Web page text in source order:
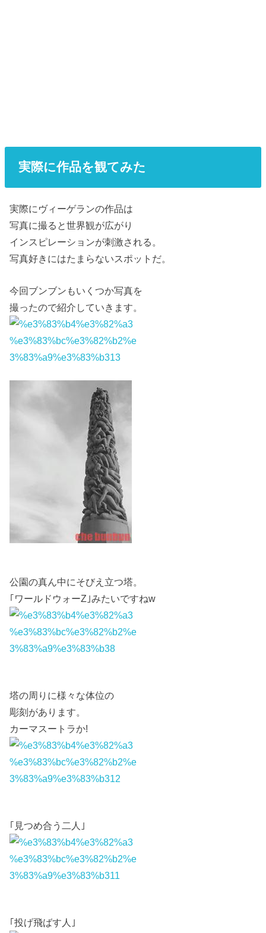
実際に作品を観てみた
実際にヴィーゲランの作品は
写真に撮ると世界観が広がり
インスピレーションが刺激される。
写真好きにはたまらないスポットだ。
今回ブンブンもいくつか写真を
撮ったので紹介していきます。
公園の真ん中にそびえ立つ塔。
｢ワールドウォーZ｣みたいですねw
塔の周りに様々な体位の
彫刻があります。
カーマスートラか!
｢見つめ合う二人｣
｢投げ飛ばす人｣